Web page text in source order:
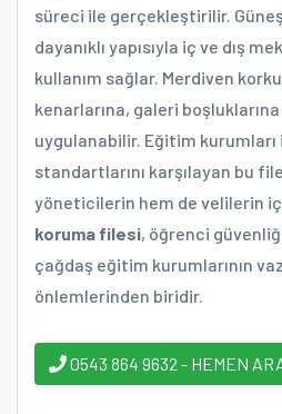
süreci ile gerçekleştirilir.
dayanıklı yapısıyla iç ve dış
kullanım sağlar. Merdiven
kenarlarına, galeri
uygulanabilir. Eğitim
standartlarını karşılayan bu
yöneticilerin hem de velilerin
koruma filesi, öğrenci
çağdaş eğitim kurumlarının
önlemlerinden biridir.
0543 864 9632 - HEMEN